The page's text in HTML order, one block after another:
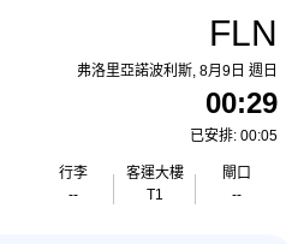
FLN
弗洛里亞諾波利斯, 8月9日 週日
00:29
已安排: 00:05
行李
--
客運大樓
T1
閘口
--